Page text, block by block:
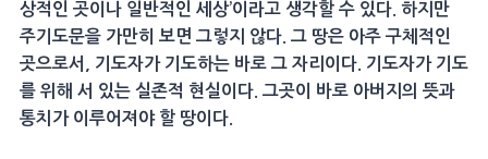
상적인 곳이나 일반적인 세상’이라고 생각할 수 있다. 하지만
주기도문을 가만히 보면 그렇지 않다. 그 땅은 아주 구체적인
곳으로서, 기도자가 기도하는 바로 그 자리이다. 기도자가 기도
를 위해 서 있는 실존적 현실이다. 그곳이 바로 아버지의 뜻과
통치가 이루어져야 할 땅이다.